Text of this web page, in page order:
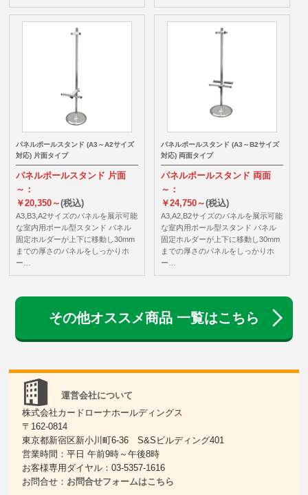
パネルポールスタンド (A3～A2サイズ
対応) 片面タイプ
パネルポールスタンド 片面
～：
￥20,350～(税込)
A3,B3,A2サイズのパネルを展示可能
な室内用ポール型スタンド パネル
固定ホルダーが上下に移動し30mm
までの厚さのパネルをしっかりホ
ー…
パネルポールスタンド (A3～B2サイズ
対応) 両面タイプ
パネルポールスタンド 両面
～：
￥24,750～(税込)
A3,A2,B2サイズのパネルを展示可能
な室内用ポール型スタンド パネル
固定ホルダーが上下に移動し30mm
までの厚さのパネルをしっかりホ
ー…
その他オススメ商品 一覧はこちら
運営会社について
株式会社カードローナホールディングス
〒162-0814
東京都新宿区新小川町6-36 S&Sビルディング401
営業時間：平日 午前9時～午後8時
お客様専用ダイヤル：03-5357-1616
お問合せ： お問合せフォームはこちら